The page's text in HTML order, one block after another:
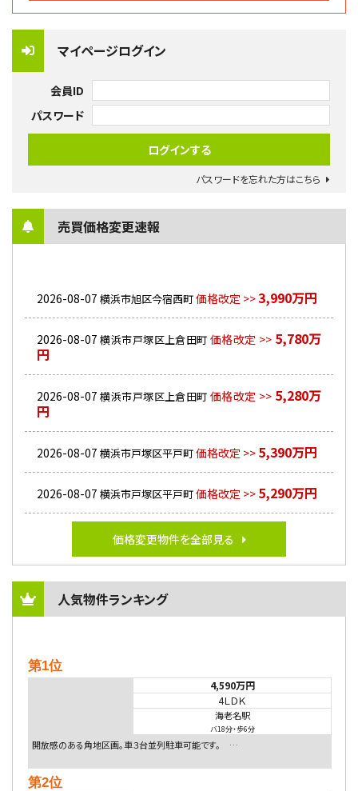
マイページログイン
会員ID
パスワード
パスワードを忘れた方はこちら
売買価格変更速報
2026-08-07 横浜市旭区今宿西町価格改定 >>3,990万円
2026-08-07 横浜市戸塚区上倉田町 価格改定 >> 5,780万
円
2026-08-07 横浜市戸塚区上倉田町 価格改定 >> 5,280万
円
2026-08-07 横浜市戸塚区平戸町価格改定 >> 5,390万円
2026-08-07 横浜市戸塚区平戸町価格改定 >> 5,290万円
価格変更物件を全部見る
人気物件ランキング
第1位
4,590万円
4ＬＤＫ
海老名駅
バ18分・歩6分
開放感のある角地区画。車３台並列駐車可能です。 …
第2位